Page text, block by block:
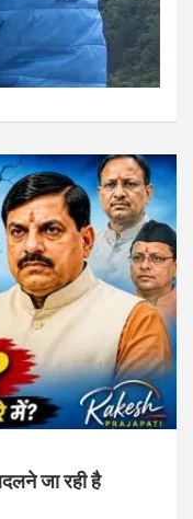
जा रही है